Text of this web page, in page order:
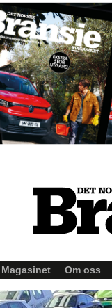
Magasinet Om oss